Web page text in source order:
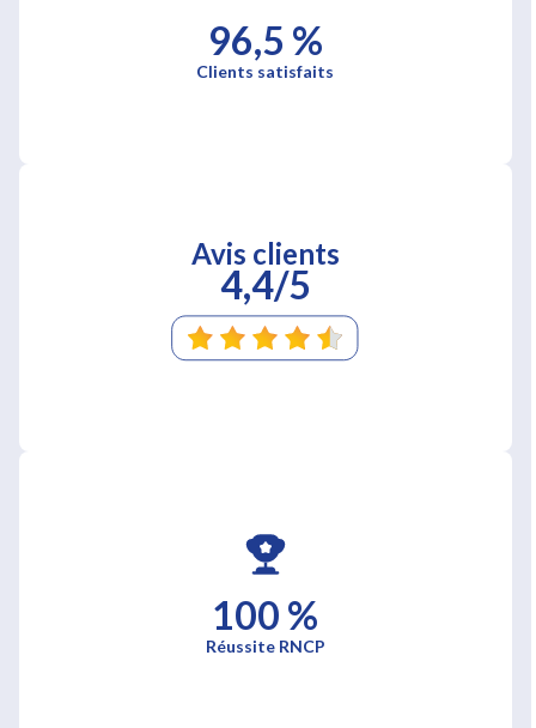
96,5 %
Clients satisfaits
Avis clients
4,4/5
100 %
Réussite RNCP